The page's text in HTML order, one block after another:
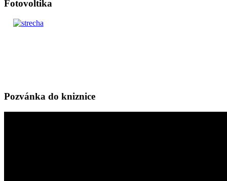
Fotovoltika
Pozvánka do kniznice